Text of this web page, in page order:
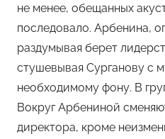
не менее, обещанных
последовало. Арбенина,
раздумывая берет
стушевывая Сурганову с
необходимому фону. В
Вокруг Арбениной
директора, кроме